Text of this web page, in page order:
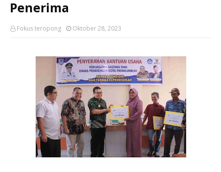
Penerima
Fokus teropong Oktober 28, 2023